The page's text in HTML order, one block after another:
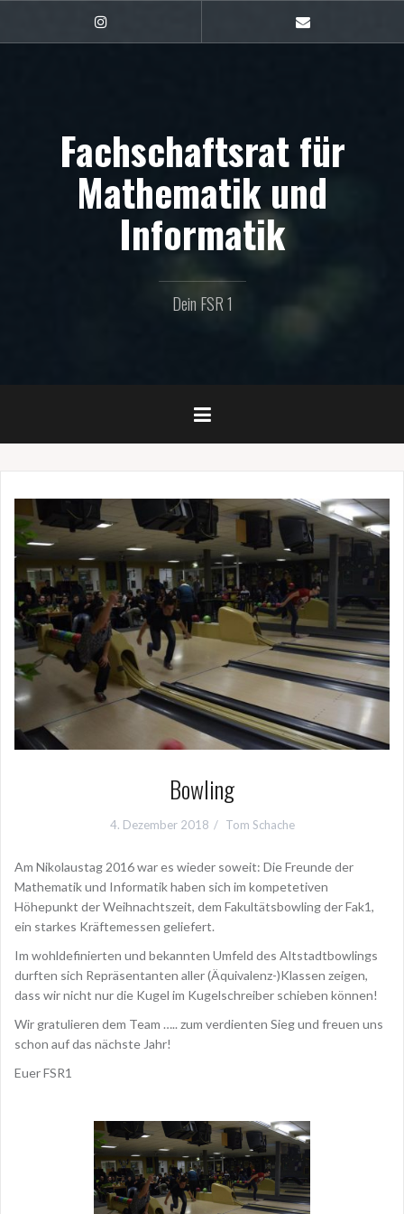
springen
FSR1
auf
E-
Mail
Fachschaftsrat für
Mathematik und
Informatik
Dein FSR 1
Bowling
4. Dezember 2018 Tom Schache
Am Nikolaustag 2016 war es wieder soweit: Die Freunde der
Mathematik und Informatik haben sich im kompetetiven
Höhepunkt der Weihnachtszeit, dem Fakultätsbowling der Fak1,
ein starkes Kräftemessen geliefert.
Im wohldefinierten und bekannten Umfeld des Altstadtbowlings
durften sich Repräsentanten aller (Äquivalenz-)Klassen zeigen,
dass wir nicht nur die Kugel im Kugelschreiber schieben können!
Wir gratulieren dem Team ….. zum verdienten Sieg und freuen uns
schon auf das nächste Jahr!
Euer FSR1